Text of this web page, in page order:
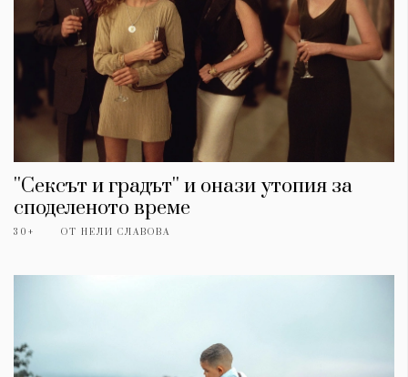
''Сексът и градът'' и онази утопия за
споделеното време
30+ ОТ НЕЛИ СЛАВОВА